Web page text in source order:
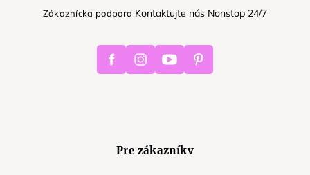
Zákaznícka podpora Kontaktujte nás Nonstop 24/7
FacebookInstagramYoutube Pinterest
Pre zákazníkv